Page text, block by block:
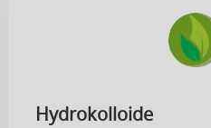
Hydrokolloide